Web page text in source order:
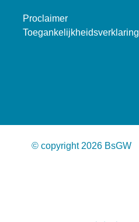
Proclaimer
Toegankelijkheidsverklaring
© copyright 2026 BsGW